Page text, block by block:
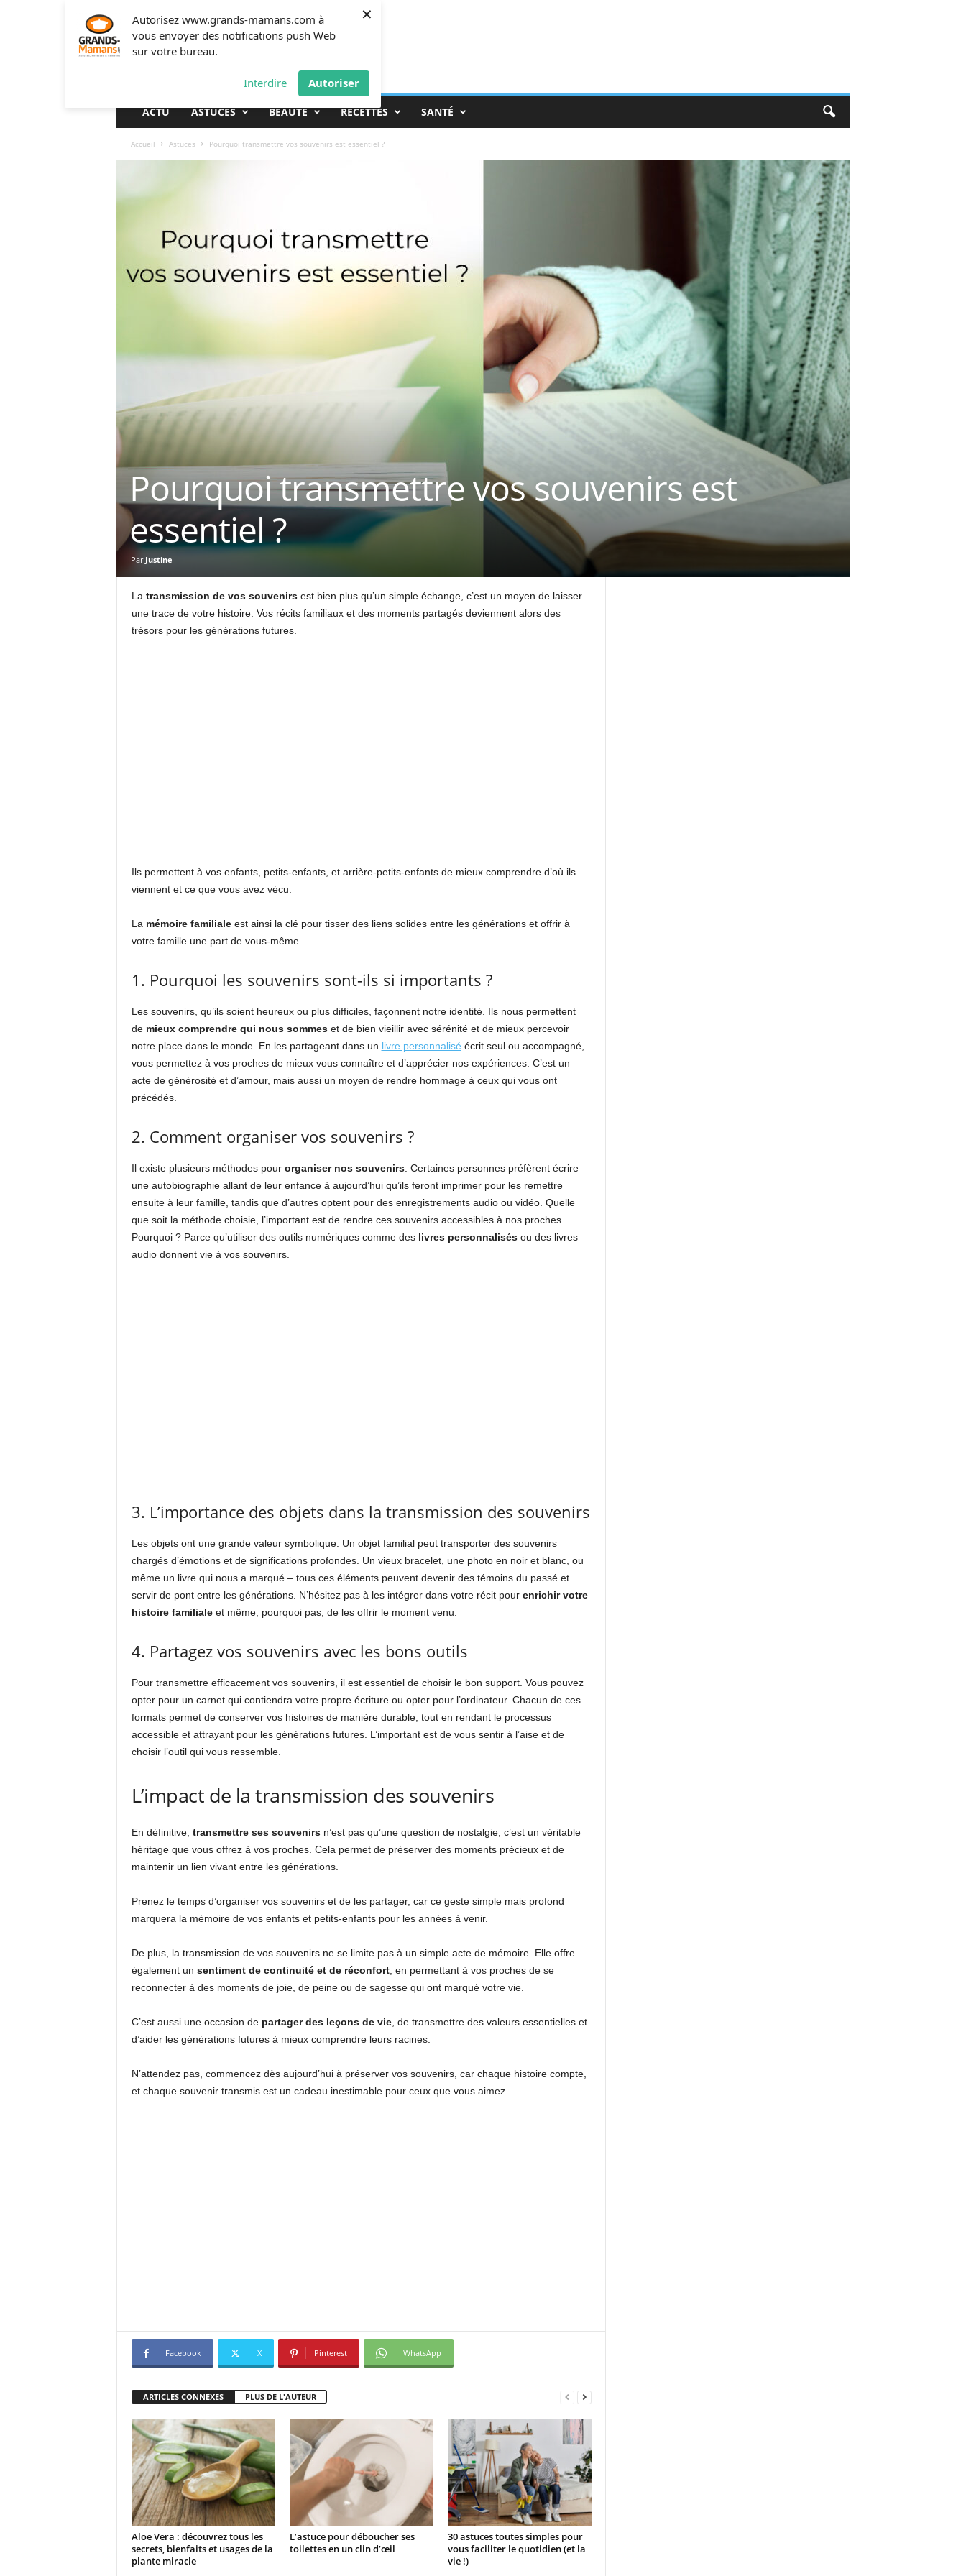
Autorisez www.grands-mamans.com à
vous envoyer des notifications push Web
sur votre bureau.
Interdire Autoriser
×
a
n
a
ACTU ASTUCES BEAUTÉ RECETTES SANTÉ
Accueil Astuces Pourquoi transmettre vos souvenirs est essentiel ?
Pourquoi transmettre vos souvenirs est
essentiel ?
Par Justine -
La transmission de vos souvenirsest bien plus qu’un simple échange, c’est un moyen de laisser
une trace de votre histoire. Vos récits familiaux et des moments partagés deviennent alors des
trésors pour les générations futures.
Ils permettent à vos enfants, petits-enfants, et arrière-petits-enfants de mieux comprendre d’où ils
viennent et ce que vous avez vécu.
La mémoire familialeest ainsi la clé pour tisser des liens solides entre les générations et offrir à
votre famille une part de vous-même.
1. Pourquoi les souvenirs sont-ils si importants ?
Les souvenirs, qu’ils soient heureux ou plus difficiles, façonnent notre identité. Ils nous permettent
de mieux comprendre qui nous sommeset de bien vieillir avec sérénité et de mieux percevoir
notre place dans le monde. En les partageant dans un livre personnalisé écrit seul ou accompagné,
vous permettez à vos proches de mieux vous connaître et d’apprécier nos expériences. C’est un
acte de générosité et d’amour, mais aussi un moyen de rendre hommage à ceux qui vous ont
précédés.
2. Comment organiser vos souvenirs ?
Il existe plusieurs méthodes pour organiser nos souvenirs. Certaines personnes préfèrent écrire
une autobiographie allant de leur enfance à aujourd’hui qu’ils feront imprimer pour les remettre
ensuite à leur famille, tandis que d’autres optent pour des enregistrements audio ou vidéo. Quelle
que soit la méthode choisie, l’important est de rendre ces souvenirs accessibles à nos proches.
Pourquoi ? Parce qu’utiliser des outils numériques comme des livres personnalisésou des livres
audio donnent vie à vos souvenirs.
3. L’importance des objets dans la transmission des souvenirs
Les objets ont une grande valeur symbolique. Un objet familial peut transporter des souvenirs
chargés d’émotions et de significations profondes. Un vieux bracelet, une photo en noir et blanc, ou
même un livre qui nous a marqué – tous ces éléments peuvent devenir des témoins du passé et
servir de pont entre les générations. N’hésitez pas à les intégrer dans votre récit pour enrichir votre
histoire familialeet même, pourquoi pas, de les offrir le moment venu.
4. Partagez vos souvenirs avec les bons outils
Pour transmettre efficacement vos souvenirs, il est essentiel de choisir le bon support. Vous pouvez
opter pour un carnet qui contiendra votre propre écriture ou opter pour l’ordinateur. Chacun de ces
formats permet de conserver vos histoires de manière durable, tout en rendant le processus
accessible et attrayant pour les générations futures. L’important est de vous sentir à l’aise et de
choisir l’outil qui vous ressemble.
L’impact de la transmission des souvenirs
En définitive, transmettre ses souvenirsn’est pas qu’une question de nostalgie, c’est un véritable
héritage que vous offrez à vos proches. Cela permet de préserver des moments précieux et de
maintenir un lien vivant entre les générations.
Prenez le temps d’organiser vos souvenirs et de les partager, car ce geste simple mais profond
marquera la mémoire de vos enfants et petits-enfants pour les années à venir.
De plus, la transmission de vos souvenirs ne se limite pas à un simple acte de mémoire. Elle offre
également un sentiment de continuité et de réconfort, en permettant à vos proches de se
reconnecter à des moments de joie, de peine ou de sagesse qui ont marqué votre vie.
C’est aussi une occasion de partager des leçons de vie, de transmettre des valeurs essentielles et
d’aider les générations futures à mieux comprendre leurs racines.
N’attendez pas, commencez dès aujourd’hui à préserver vos souvenirs, car chaque histoire compte,
et chaque souvenir transmis est un cadeau inestimable pour ceux que vous aimez.
Facebook X Pinterest WhatsApp
ARTICLES CONNEXES PLUS DE L'AUTEUR
Aloe Vera : découvrez tous les
secrets, bienfaits et usages de la
plante miracle
L’astuce pour déboucher ses
toilettes en un clin d’œil
30 astuces toutes simples pour
vous faciliter le quotidien (et la
vie !)